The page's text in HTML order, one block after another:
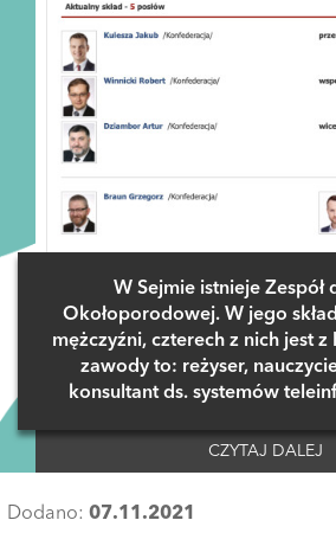
W Sejmie istnieje Zespół
Okołoporodowej. W jego
mężczyźni, czterech z nich jest
zawody to: reżyser,
konsultant ds. systemów
CZYTAJ DALEJ
Dodano: 07.11.2021